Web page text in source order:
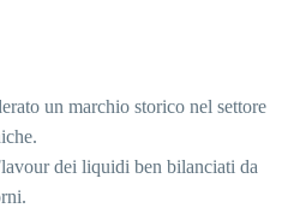
un marchio storico nel settore
dei liquidi ben bilanciati da